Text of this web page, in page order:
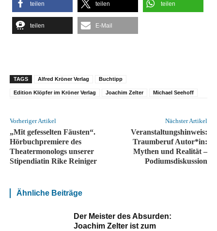
teilen teilen teilen
teilen E-Mail
TAGS Alfred Kröner Verlag Buchtipp
Edition Klöpfer im Kröner Verlag Joachim Zelter Michael Seehoff
Vorheriger Artikel
„Mit gefesselten Fäusten“.
Hörbuchpremiere des
Theatermonologs unserer
Stipendiatin Rike Reiniger
Nächster Artikel
Veranstaltungshinweis:
Traumberuf Autor*in:
Mythen und Realität –
Podiumsdiskussion
Ähnliche Beiträge
Der Meister des Absurden:
Joachim Zelter ist zum